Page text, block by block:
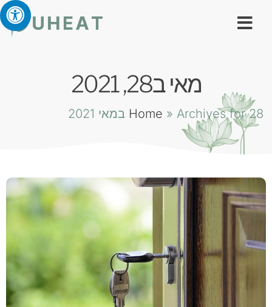
מאי ב28, 2021
Home » Archives for 28 במאי 2021